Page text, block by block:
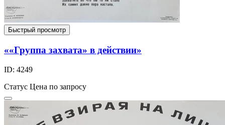
Быстрый просмотр
««Группа захвата» в действии»
ID: 4249
Статус Цена по запросу